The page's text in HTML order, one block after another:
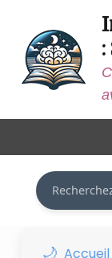
Rechercher
Accueil